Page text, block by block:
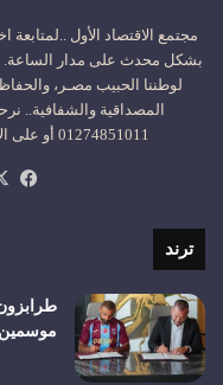
مجتمع الاقتصاد الأول ..لمتابعة
بشكل محدث على مدار الساعة.
لوطننا الحبيب مصـر، والحفاظ
01274851011 أو على الإيميل: moltakaaliqtisad@gmail.com
ترند
موسمين